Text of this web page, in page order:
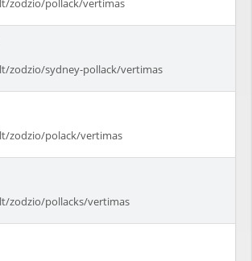
zodzio/pollack/vertimas
zodzio/sydney-pollack/vertimas
zodzio/polack/vertimas
zodzio/pollacks/vertimas